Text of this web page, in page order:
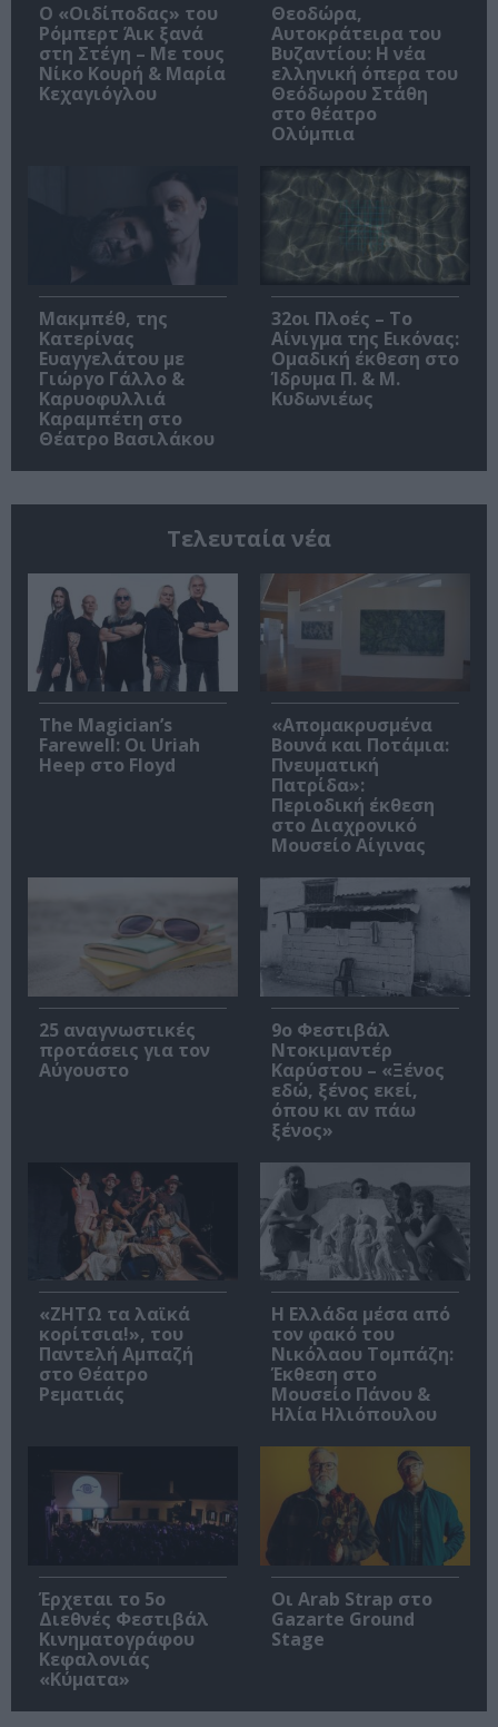
O «Οιδίποδας» του
Ρόμπερτ Άικ ξανά
στη Στέγη – Με τους
Νίκο Κουρή & Μαρία
Κεχαγιόγλου
Θεοδώρα,
Αυτοκράτειρα του
Βυζαντίου: Η νέα
ελληνική όπερα του
Θεόδωρου Στάθη
στο θέατρο
Ολύμπια
Μακμπέθ, της
Κατερίνας
Ευαγγελάτου με
Γιώργο Γάλλο &
Καρυοφυλλιά
Καραμπέτη στο
Θέατρο Βασιλάκου
32οι Πλοές – Το
Αίνιγμα της Εικόνας:
Ομαδική έκθεση στο
Ίδρυμα Π. & Μ.
Κυδωνιέως
Τελευταία νέα
The Magician’s
Farewell: Οι Uriah
Heep στο Floyd
«Απομακρυσμένα
Βουνά και Ποτάμια:
Πνευματική
Πατρίδα»:
Περιοδική έκθεση
στο Διαχρονικό
Μουσείο Αίγινας
25 αναγνωστικές
προτάσεις για τον
Αύγουστο
9ο Φεστιβάλ
Ντοκιμαντέρ
Καρύστου – «Ξένος
εδώ, ξένος εκεί,
όπου κι αν πάω
ξένος»
«ΖΗΤΩ τα λαϊκά
κορίτσια!», του
Παντελή Αμπαζή
στο Θέατρο
Ρεματιάς
Η Ελλάδα μέσα από
τον φακό του
Νικόλαου Τομπάζη:
Έκθεση στο
Μουσείο Πάνου &
Ηλία Ηλιόπουλου
Έρχεται το 5ο
Διεθνές Φεστιβάλ
Κινηματογράφου
Κεφαλονιάς
«Κύματα»
Οι Arab Strap στο
Gazarte Ground
Stage